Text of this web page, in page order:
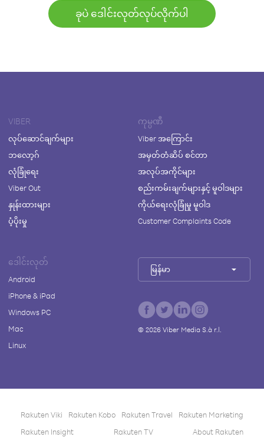
ခုပဲ ဒေါင်းလုတ်လုပ်လိုက်ပါ
VIBER
လုပ်ဆောင်ချက်များ
ဘလော့ဂ်
လုံခြုံရေး
Viber Out
နှုန်းထားများ
ပံ့ပိုးမှု
ကုမ္ပဏီ
Viber အကြောင်း
အမှတ်တံဆိပ် စင်တာ
အလုပ်အကိုင်များ
စည်းကမ်းချက်များနှင့် မူဝါဒများ
ကိုယ်ရေးလုံခြုံမှု မူဝါဒ
Customer Complaints Code
ဒေါင်းလုတ်
Android
iPhone & iPad
Windows PC
Mac
Linux
မြန်မာ
© 2026Viber Media S.à r.l.
Rakuten Viki Rakuten Kobo Rakuten Travel
Rakuten Marketing
Rakuten Insight
Rakuten TV About Rakuten